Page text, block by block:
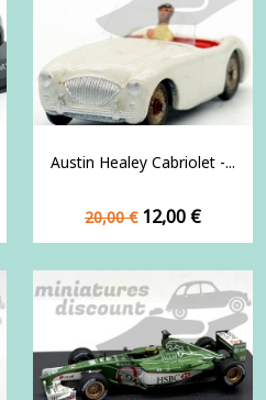
Austin Healey Cabriolet -...
Prix
de
20,00 € Prix
12,00 €